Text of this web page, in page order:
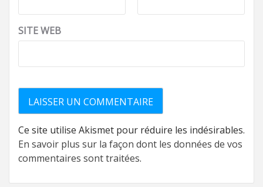
SITE WEB
Ce site utilise Akismet pour réduire les indésirables.
En savoir plus sur la façon dont les données de vos
commentaires sont traitées.